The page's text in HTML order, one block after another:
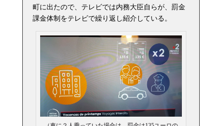
町に出たので、テレビでは内務大臣自らが、罰金
課金体制をテレビで繰り返し紹介している。